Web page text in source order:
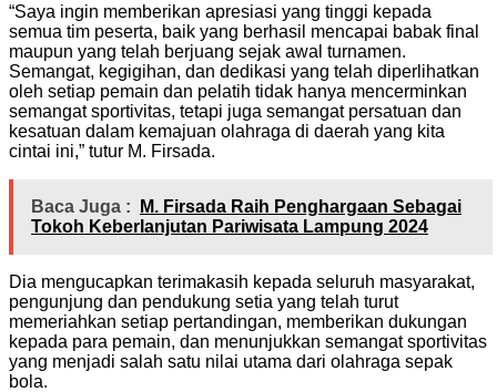
“Saya ingin memberikan apresiasi yang tinggi kepada
semua tim peserta, baik yang berhasil mencapai babak final
maupun yang telah berjuang sejak awal turnamen.
Semangat, kegigihan, dan dedikasi yang telah diperlihatkan
oleh setiap pemain dan pelatih tidak hanya mencerminkan
semangat sportivitas, tetapi juga semangat persatuan dan
kesatuan dalam kemajuan olahraga di daerah yang kita
cintai ini,” tutur M. Firsada.
Baca Juga :
M. Firsada Raih Penghargaan Sebagai
Tokoh Keberlanjutan Pariwisata Lampung 2024
Dia mengucapkan terimakasih kepada seluruh masyarakat,
pengunjung dan pendukung setia yang telah turut
memeriahkan setiap pertandingan, memberikan dukungan
kepada para pemain, dan menunjukkan semangat sportivitas
yang menjadi salah satu nilai utama dari olahraga sepak
bola.